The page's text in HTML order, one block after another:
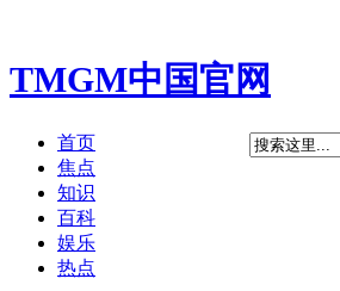
TMGM中国官网
首页
焦点
知识
百科
娱乐
热点